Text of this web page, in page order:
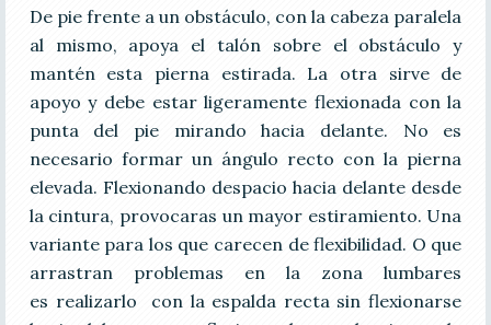
De pie frente a un obstáculo, con la cabeza paralela
al mismo, apoya el talón sobre el obstáculo y
mantén esta pierna estirada. La otra sirve de
apoyo y debe estar ligeramente flexionada con la
punta del pie mirando hacia delante. No es
necesario formar un ángulo recto con la pierna
elevada. Flexionando despacio hacia delante desde
la cintura, provocaras un mayor estiramiento. Una
variante para los que carecen de flexibilidad. O que
arrastran problemas en la zona lumbares
es realizarlo con la espalda recta sin flexionarse